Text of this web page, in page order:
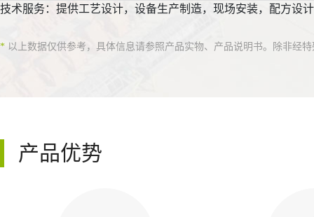
技术服务：提供工艺设计，设备生产制造，现场安装，配方设
* 以上数据仅供参考，具体信息请参照产品实物、产品说明书。除非经
产品优势